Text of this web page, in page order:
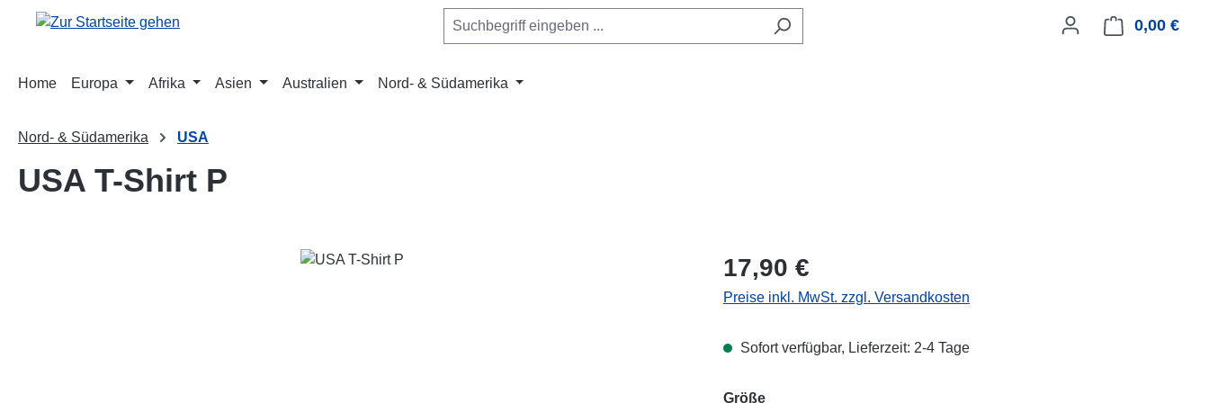
Hauptinhalt springen
Zur Suche springen
Zur Hauptnavigation springen 0,00 €
Home Europa Afrika Asien Australien Nord- & Südamerika
Nord- & Südamerika USA
USA T-Shirt P
Regulärer Preis:
17,90 €
Preise inkl. MwSt. zzgl. Versandkosten
Sofort verfügbar, Lieferzeit: 2-4 Tage
Größeauswählen